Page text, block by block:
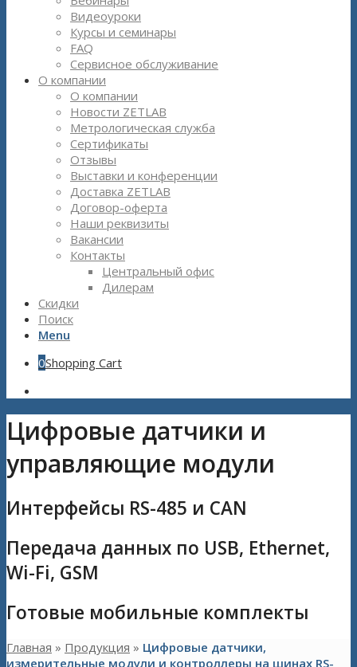
Видеоуроки
Курсы и семинары
FAQ
Сервисное обслуживание
О компании
О компании
Новости ZETLAB
Метрологическая служба
Сертификаты
Отзывы
Выставки и конференции
Доставка ZETLAB
Договор-оферта
Наши реквизиты
Вакансии
Контакты
Центральный офис
Дилерам
Скидки
Поиск
Menu
0Shopping Cart
Цифровые датчики и
управляющие модули
Интерфейсы RS-485 и CAN
Передача данных по USB, Ethernet,
Wi-Fi, GSM
Готовые мобильные комплекты
Главная » Продукция » Цифровые датчики,
измерительные модули и контроллеры на шинах RS-